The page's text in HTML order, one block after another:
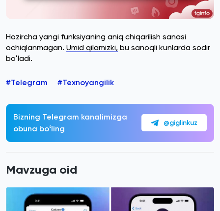
Hozircha yangi funksiyaning aniq chiqarilish sanasi
ochiqlanmagan. Umid qilamizki, bu sanoqli kunlarda sodir
boʻladi.
#Telegram #Texnoyangilik
Bizning Telegram kanalimizga
obuna boʻling
@giglinkuz
Mavzuga oid